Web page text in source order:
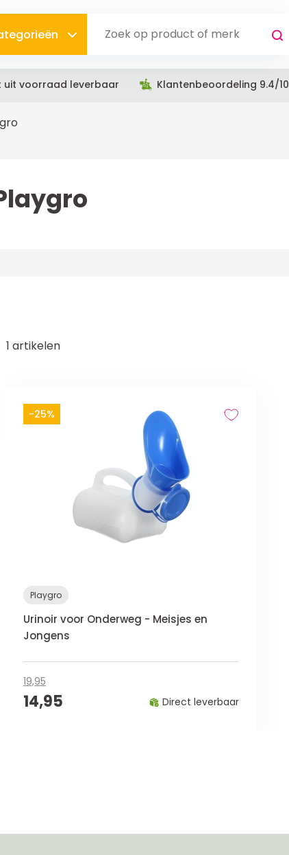
uit voorraad leverbaar Klantenbeoordeling 9.4/10
1 artikelen
-25%
Playgro
Urinoir voor Onderweg - Meisjes en
Jongens
19,95
14,95 Direct leverbaar